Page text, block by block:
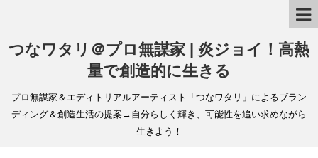
つなワタリ＠プロ無謀家 | 炎ジョイ！高熱
量で創造的に生きる
プロ無謀家＆エディトリアルアーティスト「つなワタリ」によるブラン
ディング＆創造生活の提案→自分らしく輝き、可能性を追い求めながら
生きよう！